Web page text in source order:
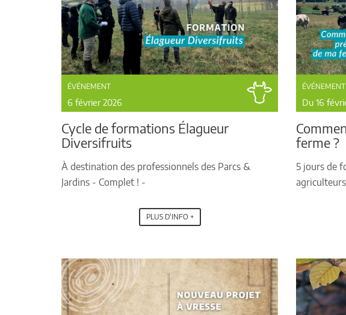
ÉVÉNEMENT
6 février 2026
Cycle de formations Élagueur
Diversifruits
À destination des professionnels des Parcs &
Jardins - Complet ! -
PLUS D'INFO +
ÉVÉNEMENT
Du 16
ferme ?
5 jours de